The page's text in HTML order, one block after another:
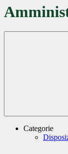
Categorie